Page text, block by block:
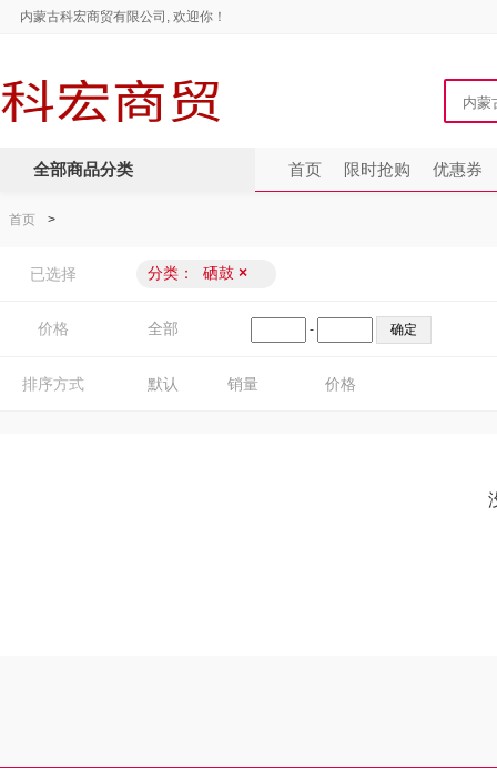
内蒙古科宏商贸有限公司, 欢迎你！
全部商品分类 首页 限时抢购 优惠券
首页 >
已选择 分类： 硒鼓 ×
价格 全部 -
排序方式 默认 销量 价格